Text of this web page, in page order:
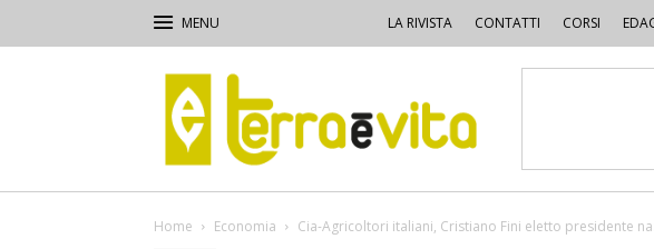
LA RIVISTA CONTATTI CORSI
Terra
e
Vita
Home Economia Cia-Agricoltori italiani, Cristiano Fini eletto presidente